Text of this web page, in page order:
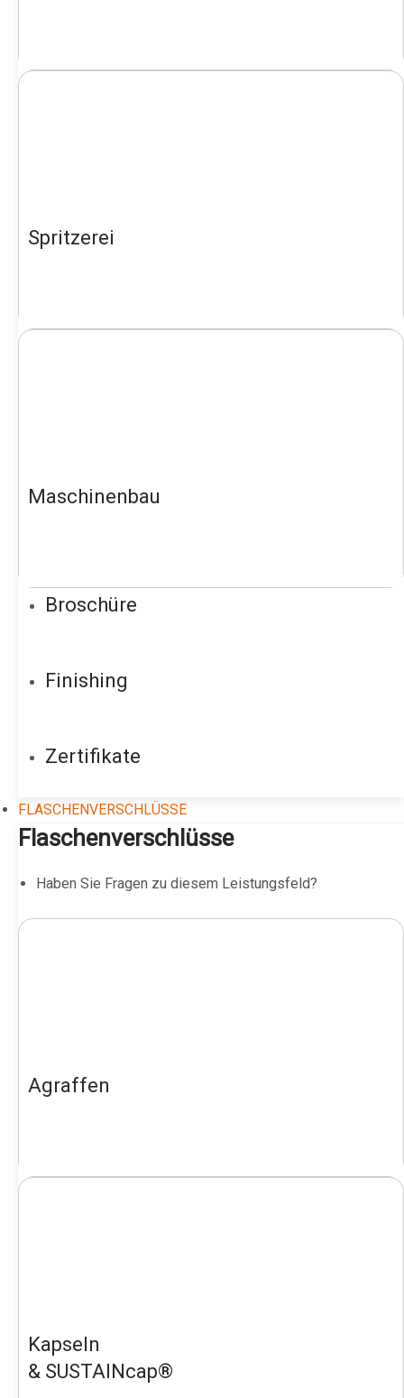
Spritzerei
Maschinenbau
Broschüre
Finishing
Zertifikate
FLASCHENVERSCHLÜSSE
Flaschenverschlüsse
Haben Sie Fragen zu diesem Leistungsfeld?
Agraffen
Kapseln
& SUSTAINcap®